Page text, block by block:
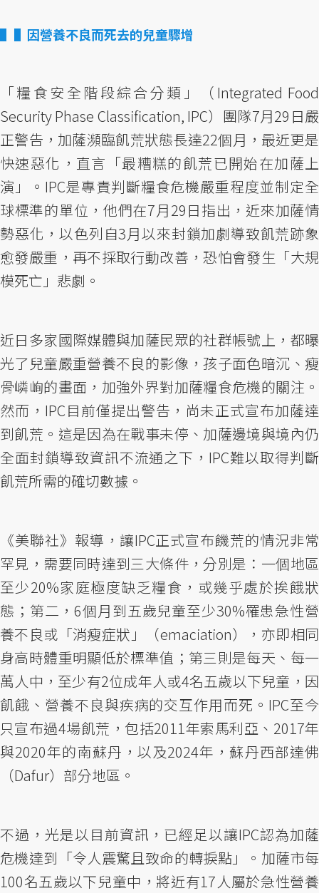
▌因營養不良而死去的兒童驟增
「糧食安全階段綜合分類」（Integrated Food
Security Phase Classification, IPC）團隊7月29日嚴
正警告，加薩瀕臨飢荒狀態長達22個月，最近更是
快速惡化，直言「最糟糕的飢荒已開始在加薩上
演」。IPC是專責判斷糧食危機嚴重程度並制定全
球標準的單位，他們在7月29日指出，近來加薩情
勢惡化，以色列自3月以來封鎖加劇導致飢荒跡象
愈發嚴重，再不採取行動改善，恐怕會發生「大規
模死亡」悲劇。
近日多家國際媒體與加薩民眾的社群帳號上，都曝
光了兒童嚴重營養不良的影像，孩子面色暗沉、瘦
骨嶙峋的畫面，加強外界對加薩糧食危機的關注。
然而，IPC目前僅提出警告，尚未正式宣布加薩達
到飢荒。這是因為在戰事未停、加薩邊境與境內仍
全面封鎖導致資訊不流通之下，IPC難以取得判斷
飢荒所需的確切數據。
《美聯社》報導，讓IPC正式宣布饑荒的情況非常
罕見，需要同時達到三大條件，分別是：一個地區
至少20%家庭極度缺乏糧食，或幾乎處於挨餓狀
態；第二，6個月到五歲兒童至少30%罹患急性營
養不良或「消瘦症狀」（emaciation），亦即相同
身高時體重明顯低於標準值；第三則是每天、每一
萬人中，至少有2位成年人或4名五歲以下兒童，因
飢餓、營養不良與疾病的交互作用而死。IPC至今
只宣布過4場飢荒，包括2011年索馬利亞、2017年
與2020年的南蘇丹，以及2024年，蘇丹西部達佛
（Dafur）部分地區。
不過，光是以目前資訊，已經足以讓IPC認為加薩
危機達到「令人震驚且致命的轉捩點」。加薩市每
100名五歲以下兒童中，將近有17人屬於急性營養